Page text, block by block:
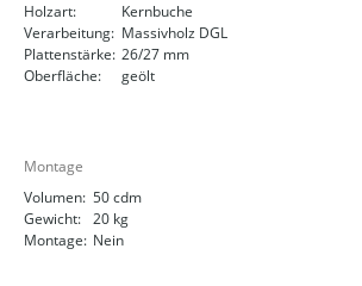
Holzart:
Kernbuche
Verarbeitung: Massivholz DGL
Plattenstärke: 26/27 mm
Oberfläche:
geölt
Montage
Volumen: 50 cdm
Gewicht: 20 kg
Montage: Nein